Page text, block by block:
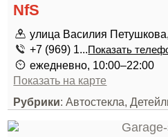
NfS
улица Василия
+7 (969) 1...Показать
ежедневно, 10:00–22:00
Показать на карте
Рубрики: Автостекла,